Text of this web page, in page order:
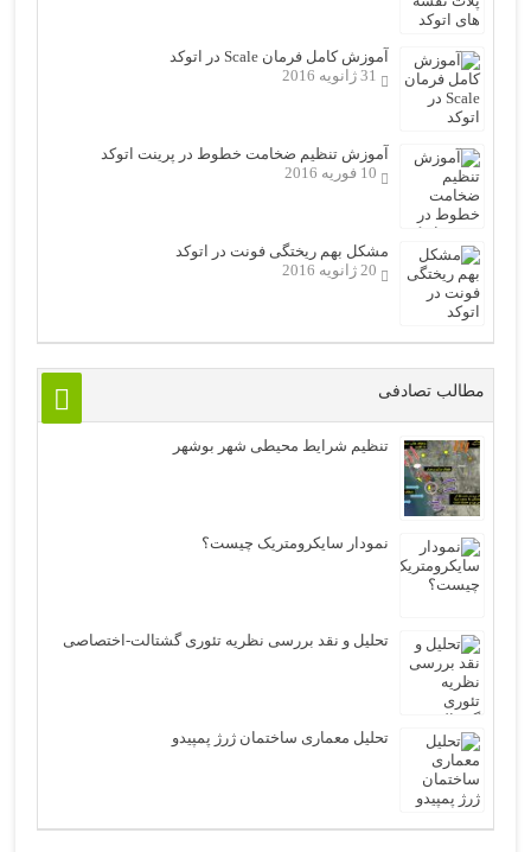
آموزش کامل فرمان Scale در اتوکد
31 ژانویه 2016
آموزش تنظیم ضخامت خطوط در پرینت اتوکد
10 فوریه 2016
مشکل بهم ریختگی فونت در اتوکد
20 ژانویه 2016
مطالب تصادفی
تنظیم شرایط محیطی شهر بوشهر
نمودار سایکرومتریک چیست؟
تحلیل و نقد بررسی نظریه تئوری گشتالت-اختصاصی
تحلیل معماری ساختمان ژرژ پمپیدو